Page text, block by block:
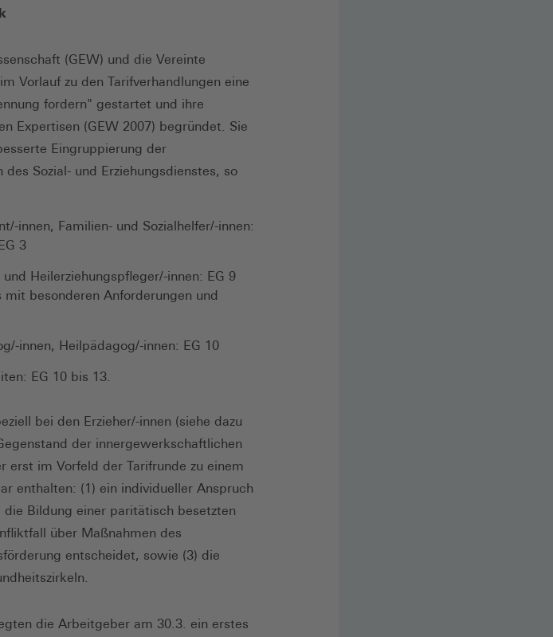
(GEW) und die Vereinte
Vorlauf zu den Tarifverhandlungen eine
fordern" gestartet und ihre
Expertisen (GEW 2007) begründet. Sie
Eingruppierung der
Sozial- und Erziehungsdienstes, so
innen, Familien- und Sozialhelfer/-innen:
3
Heilerziehungspfleger/-innen: EG 9
besonderen Anforderungen und
innen, Heilpädagog/-innen: EG 10
EG 10 bis 13.
bei den Erzieher/-innen (siehe dazu
der innergewerkschaftlichen
erst im Vorfeld der Tarifrunde zu einem
enthalten: (1) ein individueller Anspruch
die Bildung einer paritätisch besetzten
über Maßnahmen des
entscheidet, sowie (3) die
die Arbeitgeber am 30.3. ein erstes